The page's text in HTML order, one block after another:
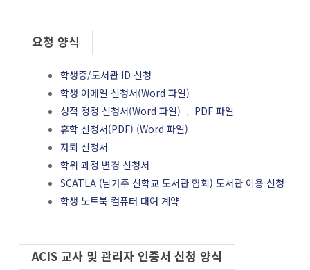
요청 양식
학생증/도서관 ID 신청
학생 이메일 신청서(Word 파일)
성적 정정 신청서(Word 파일) , PDF 파일
휴학 신청서(PDF) (Word 파일)
자퇴 신청서
학위 과정 변경 신청서
SCATLA (남가주 신학교 도서관 협회) 도서관 이용 신청
학생 노트북 컴퓨터 대여 계약
ACIS 교사 및 관리자 인증서 신청 양식